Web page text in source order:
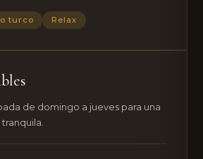
turco Relax
de domingo a jueves para una